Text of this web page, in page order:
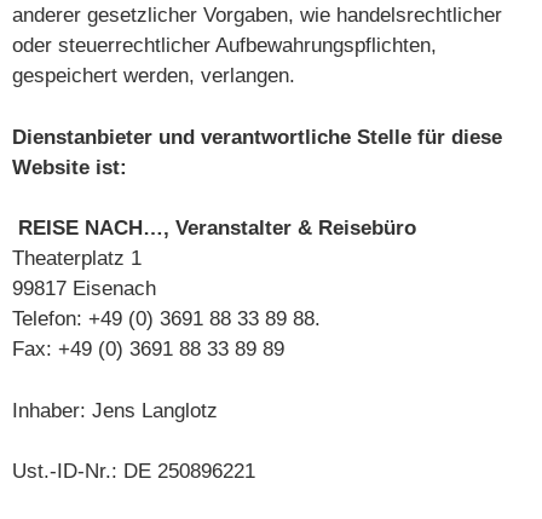
anderer gesetzlicher Vorgaben, wie handelsrechtlicher
oder steuerrechtlicher Aufbewahrungspflichten,
gespeichert werden, verlangen.
Dienstanbieter und verantwortliche Stelle für diese
Website ist:
REISE NACH…, Veranstalter & Reisebüro
Theaterplatz 1
99817 Eisenach
Telefon: +49 (0) 3691 88 33 89 88.
Fax: +49 (0) 3691 88 33 89 89
Inhaber: Jens Langlotz
Ust.-ID-Nr.: DE 250896221